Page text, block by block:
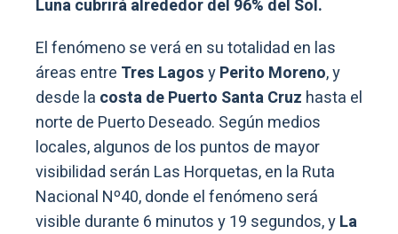
Luna cubrirá alrededor del 96% del Sol.
El fenómeno se verá en su totalidad en las
áreas entre Tres LagosyPerito Moreno, y
desde la costa de Puerto Santa Cruz hasta el
norte de Puerto Deseado. Según medios
locales, algunos de los puntos de mayor
visibilidad serán Las Horquetas, en la Ruta
Nacional Nº40, donde el fenómeno será
visible durante 6 minutos y 19 segundos, yLa